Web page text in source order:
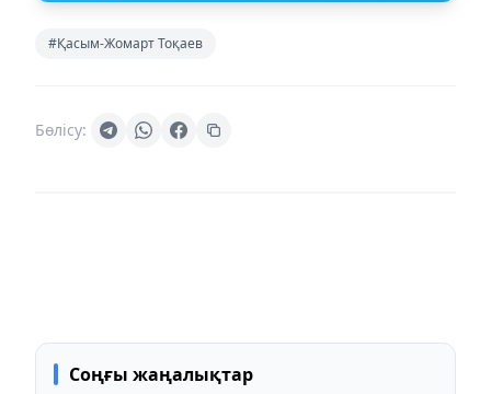
#Қасым-Жомарт Тоқаев
Бөлісу:
Соңғы жаңалықтар